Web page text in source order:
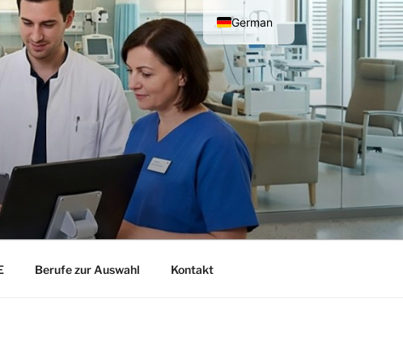
Berufe zur Auswahl Kontakt
German
English